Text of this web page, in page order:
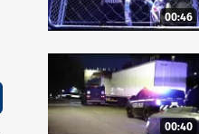
00:46
00:40